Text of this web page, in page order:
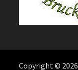
Copyright © 2026